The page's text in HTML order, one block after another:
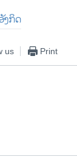
ງ​ກິດ
us Print